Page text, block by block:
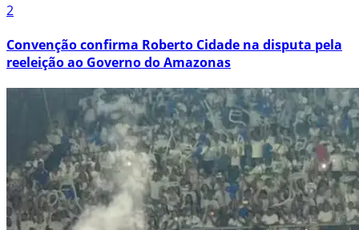
2
Convenção confirma Roberto Cidade na disputa pela
reeleição ao Governo do Amazonas